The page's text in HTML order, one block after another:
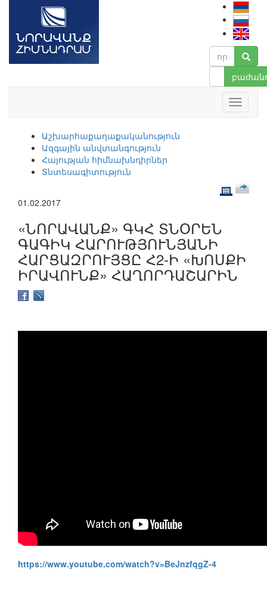
Աշխարհաքաղաքականություն
Ազգային անվտանգություն
Հայության հիմնախնդիրներ
Տնտեսագիտություն
01.02.2017
«ՆՈՐԱՎԱՆՔ» ԳԿՀ ՏՆՕՐԵՆ
ԳԱԳԻԿ ՀԱՐՈՒԹՅՈՒՆՅԱՆԻ
ՀԱՐՑԱԶՐՈՒՅՑԸ Հ2-Ի «ԽՈՍՔԻ
ԻՐԱՎՈՒՆՔ» ՀԱՂՈՐԴԱՇԱՐԻՆ
https://www.youtube.com/watch?v=BeJnzfqgZ-4